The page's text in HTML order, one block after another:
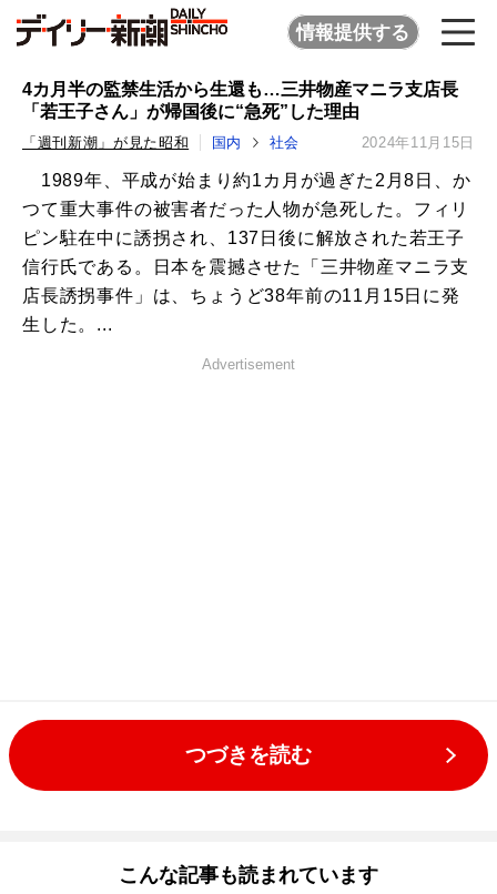
情報提供する
4カ月半の監禁生活から生還も…三井物産マニラ支店長
「若王子さん」が帰国後に“急死”した理由
「週刊新潮」が見た昭和 国内 社会 2024年11月15日
1989年、平成が始まり約1カ月が過ぎた2月8日、か
つて重大事件の被害者だった人物が急死した。フィリ
ピン駐在中に誘拐され、137日後に解放された若王子
信行氏である。日本を震撼させた「三井物産マニラ支
店長誘拐事件」は、ちょうど38年前の11月15日に発
生した。...
Advertisement
つづきを読む
こんな記事も読まれています